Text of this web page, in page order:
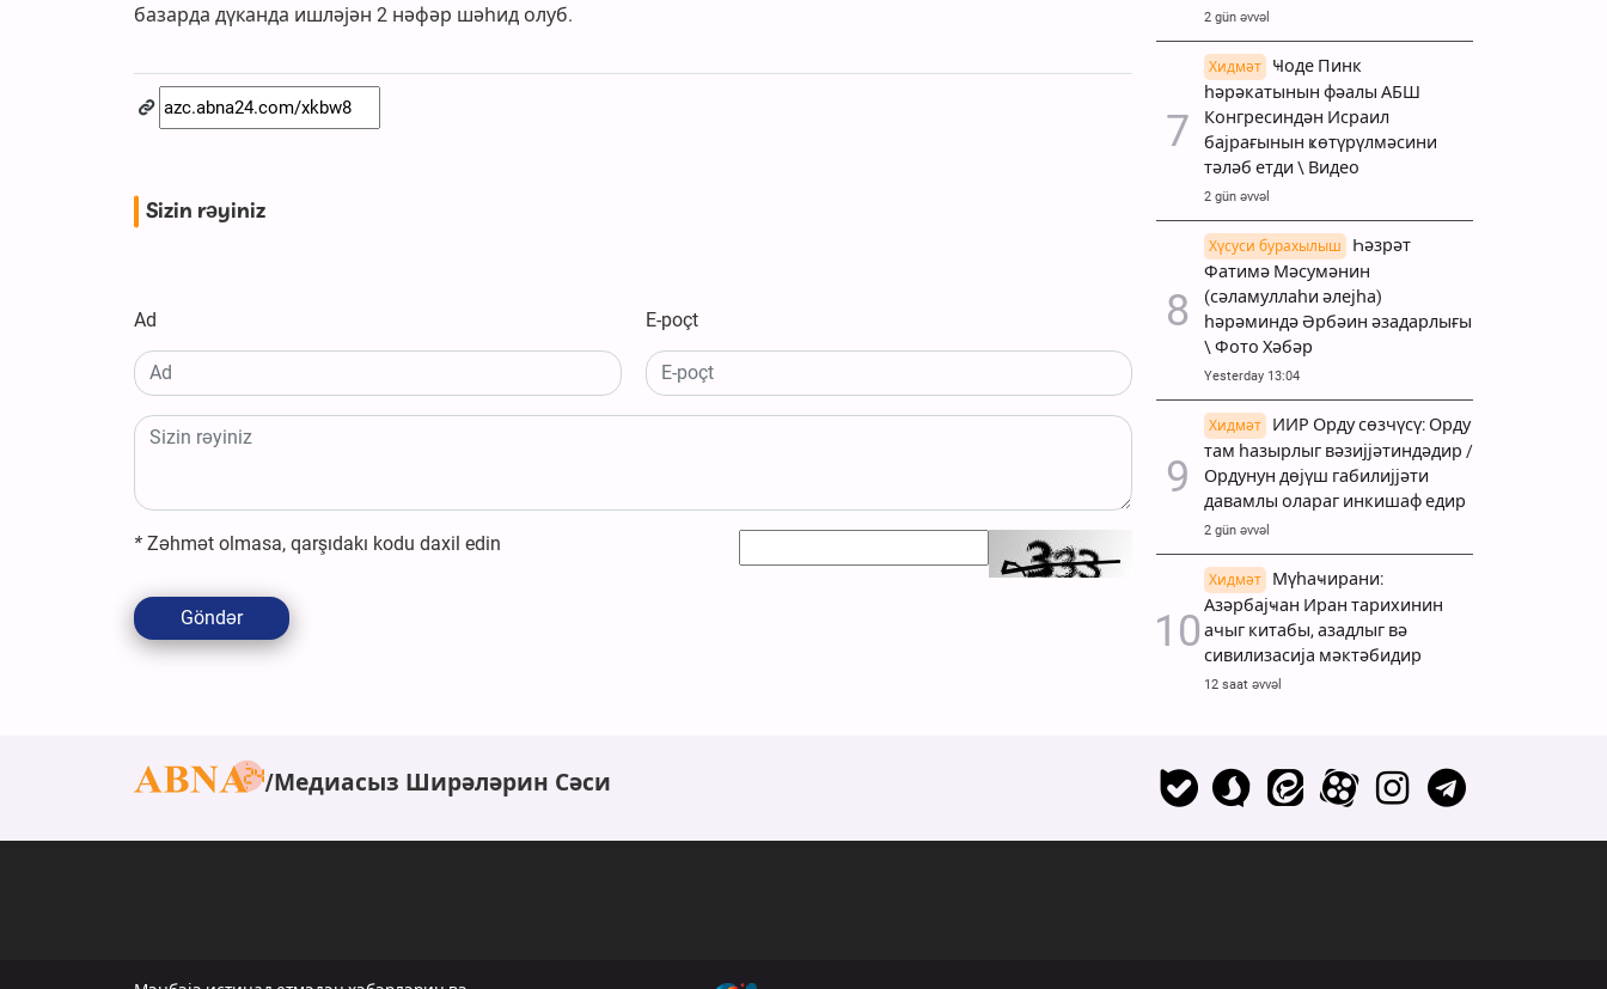
базарда дүканда ишләјән 2 нәфәр шәһид олуб.
Sizin rəyiniz
Ad E-poçt
* Zəhmət olmasa, qarşıdakı kodu daxil edin
Göndər
2 gün əvvəl
Хидмәт
Ҹоде Пинк
һәрәкатынын фәалы АБШ
Конгресиндән Исраил
бајрағынын ҝөтүрүлмәсини
тәләб етди \ Видео
2 gün əvvəl
Хүсуси бурахылыш
Һәзрәт
Фатимә Мәсумәнин
(сәламуллаһи әлејһа)
һәрәминдә Әрбәин әзадарлығы
\ Фото Хәбәр
Yesterday 13:04
Хидмәт
ИИР Орду сөзчүсү: Орду
там һазырлыг вәзијјәтиндәдир /
Ордунун дөјүш габилијјәти
давамлы олараг инкишаф едир
2 gün əvvəl
Хидмәт
Мүһаҹирани:
Азәрбајҹан Иран тарихинин
ачыг китабы, азадлыг вә
сивилизасија мәктәбидир
12 saat əvvəl
Медиасыз Ширәләрин Сәси